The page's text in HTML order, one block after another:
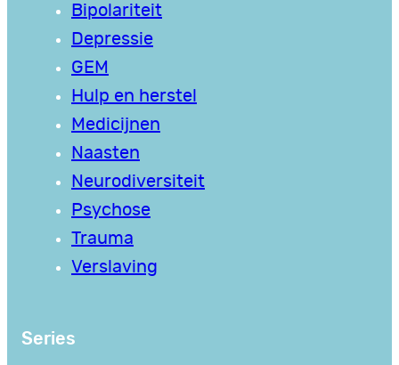
Bipolariteit
Depressie
GEM
Hulp en herstel
Medicijnen
Naasten
Neurodiversiteit
Psychose
Trauma
Verslaving
Series